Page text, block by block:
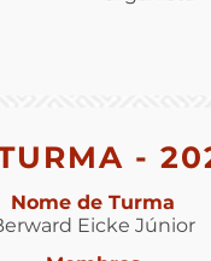
-
Nome de Turma
Eicke Júnior